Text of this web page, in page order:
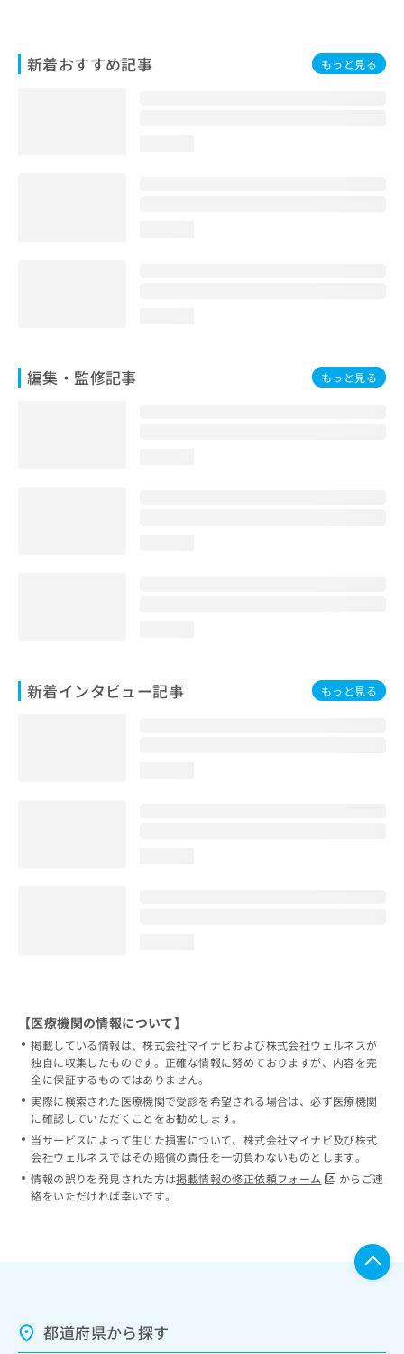
新着おすすめ記事 もっと見る
編集・監修記事 もっと見る
新着インタビュー記事 もっと見る
合
【医療機関の情報について】
掲載している情報は、株式会社マイナビおよび株式会社ウェルネスが
独自に収集したものです。正確な情報に努めておりますが、内容を完
全に保証するものではありません。
実際に検索された医療機関で受診を希望される場合は、必ず医療機関
に確認していただくことをお勧めします。
当サービスによって生じた損害について、株式会社マイナビ及び株式
会社ウェルネスではその賠償の責任を一切負わないものとします。
情報の誤りを発見された方は掲載情報の修正依頼フォーム
からご連
絡をいただければ幸いです。
都道府県から探す